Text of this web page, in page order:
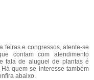
feiras e congressos, atente-se
contam com atendimento
fala de aluguel de plantas é
quem se interesse também
abaixo.